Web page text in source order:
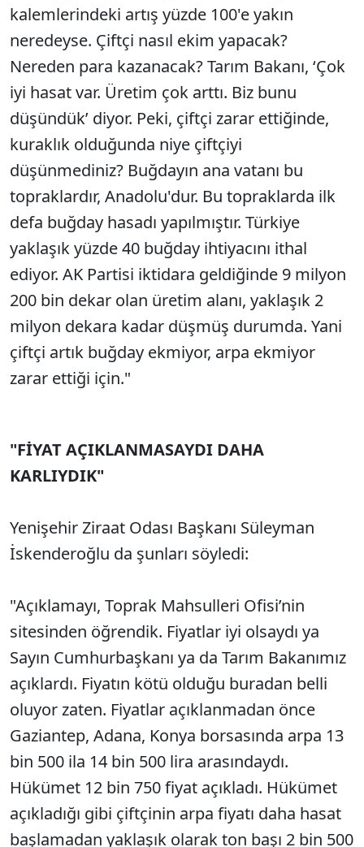
kalemlerindeki artış yüzde 100'e yakın
neredeyse. Çiftçi nasıl ekim yapacak?
Nereden para kazanacak? Tarım Bakanı, ‘Çok
iyi hasat var. Üretim çok arttı. Biz bunu
düşündük’ diyor. Peki, çiftçi zarar ettiğinde,
kuraklık olduğunda niye çiftçiyi
düşünmediniz? Buğdayın ana vatanı bu
topraklardır, Anadolu'dur. Bu topraklarda ilk
defa buğday hasadı yapılmıştır. Türkiye
yaklaşık yüzde 40 buğday ihtiyacını ithal
ediyor. AK Partisi iktidara geldiğinde 9 milyon
200 bin dekar olan üretim alanı, yaklaşık 2
milyon dekara kadar düşmüş durumda. Yani
çiftçi artık buğday ekmiyor, arpa ekmiyor
zarar ettiği için."
"FİYAT AÇIKLANMASAYDI DAHA
KARLIYDIK"
Yenişehir Ziraat Odası Başkanı Süleyman
İskenderoğlu da şunları söyledi:
"Açıklamayı, Toprak Mahsulleri Ofisi’nin
sitesinden öğrendik. Fiyatlar iyi olsaydı ya
Sayın Cumhurbaşkanı ya da Tarım Bakanımız
açıklardı. Fiyatın kötü olduğu buradan belli
oluyor zaten. Fiyatlar açıklanmadan önce
Gaziantep, Adana, Konya borsasında arpa 13
bin 500 ila 14 bin 500 lira arasındaydı.
Hükümet 12 bin 750 fiyat açıkladı. Hükümet
açıkladığı gibi çiftçinin arpa fiyatı daha hasat
başlamadan yaklaşık olarak ton başı 2 bin 500